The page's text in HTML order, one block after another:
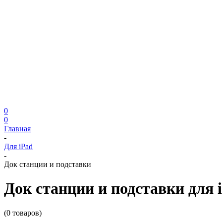
0
0
Главная
-
Для iPad
-
Док станции и подставки
Док станции и подставки для
(0 товаров)